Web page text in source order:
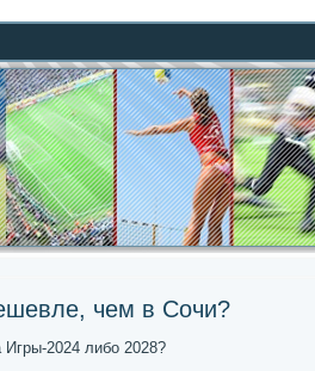
чем в Сочи?
2024 либο 2028?